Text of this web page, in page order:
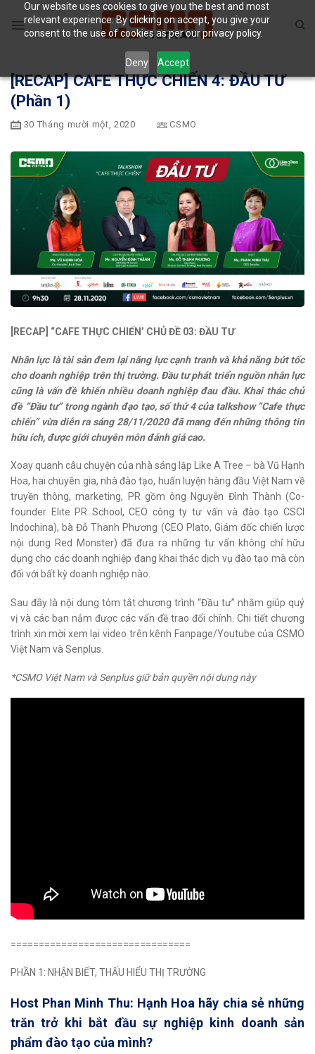
Our website uses cookies to give you the best and most
relevant experience. By clicking on accept, you give your
consent to the use of cookies as per our privacy policy.
Deny Accept
[RECAP] CAFE THỰC CHIẾN 4: ĐẦU TƯ
(Phần 1)
30 Tháng mười một, 2020 CSMO
[RECAP] “CAFE THỰC CHIẾN’ CHỦ ĐỀ 03: ĐẦU TƯ
Nhân lực là tài sản đem lại năng lực cạnh tranh và khả năng bứt tốc
cho doanh nghiệp trên thị trường. Đầu tư phát triển nguồn nhân lực
cũng là vấn đề khiến nhiều doanh nghiệp đau đầu. Khai thác chủ
đề “Đầu tư” trong ngành đạo tạo, số thứ 4 của talkshow “Cafe thực
chiến” vừa diễn ra sáng 28/11/2020 đã mang đến những thông tin
hữu ích, được giới chuyên môn đánh giá cao.
Xoay quanh câu chuyện của nhà sáng lập Like A Tree – bà Vũ Hạnh
Hoa, hai chuyên gia, nhà đào tạo, huấn luyện hàng đầu Việt Nam về
truyền thông, marketing, PR gồm ông Nguyễn Đình Thành (Co-
founder Elite PR School, CEO công ty tư vấn và đào tạo CSCI
Indochina), bà Đỗ Thanh Phương (CEO Plato, Giám đốc chiến lược
nội dung Red Monster) đã đưa ra những tư vấn không chỉ hữu
dụng cho các doanh nghiệp đang khai thác dịch vụ đào tạo mà còn
đối với bất kỳ doanh nghiệp nào.
Sau đây là nội dung tóm tắt chương trình “Đầu tư” nhằm giúp quý
vị và các bạn nắm được các vấn đề trao đổi chính. Chi tiết chương
trình xin mời xem lại video trên kênh Fanpage/Youtube của CSMO
Việt Nam và Senplus.
*CSMO Việt Nam và Senplus giữ bản quyền nội dung này
================================
PHẦN 1: NHẬN BIẾT, THẤU HIỂU THỊ TRƯỜNG
Host Phan Minh Thu: Hạnh Hoa hãy chia sẻ những
trăn trở khi bắt đầu sự nghiệp kinh doanh sản
phẩm đào tạo của mình?